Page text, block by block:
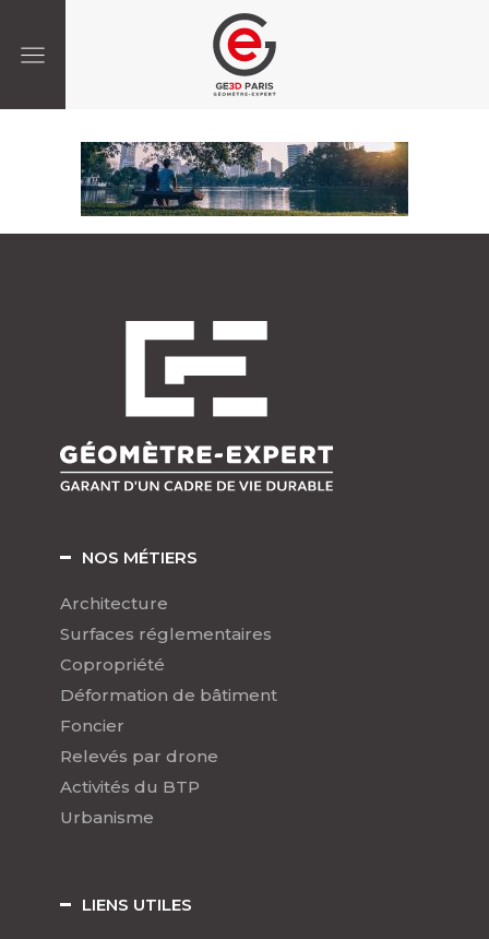
NOS MÉTIERS
Architecture
Surfaces réglementaires
Copropriété
Déformation de bâtiment
Foncier
Relevés par drone
Activités du BTP
Urbanisme
LIENS UTILES